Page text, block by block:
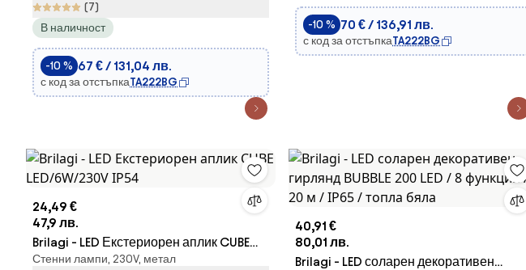
IP44 топла бяла светлина
(7)
В наличност
-10 % 67 € / 131,04 лв.
с код за отстъпкаTA222BG
-10 % 70 € / 136,91 лв.
с код за отстъпкаTA222BG
24,49 €
47,9 лв.
Brilagi - LED Екстериорен аплик CUBE
LED/6W/230V IP54
Стенни лампи, 230V, метал
40,91 €
80,01 лв.
Brilagi - LED соларен декоративен